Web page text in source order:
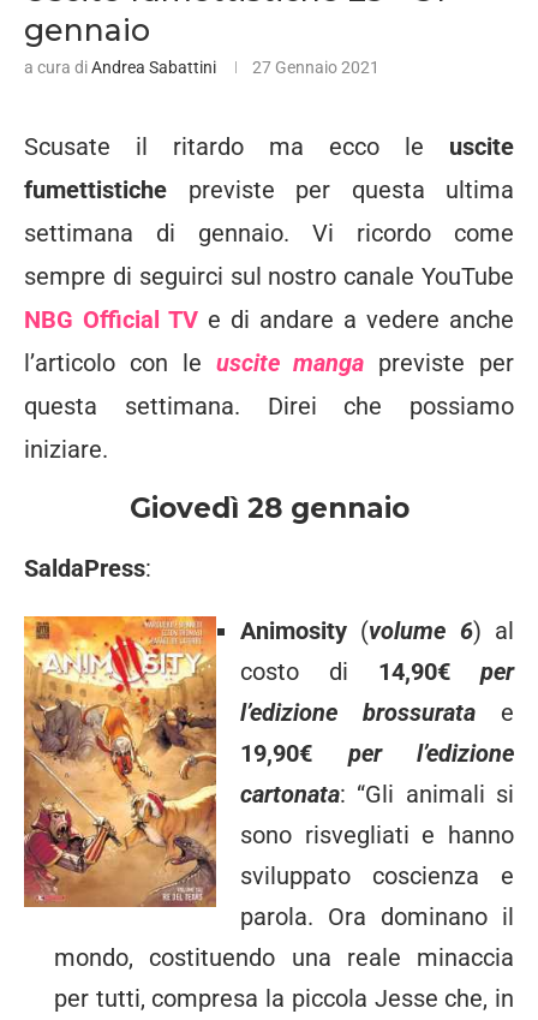
gennaio
a cura diAndrea Sabattini 27 Gennaio 2021
Scusate il ritardo ma ecco le uscite
fumettistiche previste per questa ultima
settimana di gennaio. Vi ricordo come
sempre di seguirci sul nostro canale YouTube
NBG Official TV e di andare a vedere anche
l’articolo con le uscite manga previste per
questa settimana. Direi che possiamo
iniziare.
Giovedì 28 gennaio
SaldaPress:
Animosity (volume 6) al
costo di 14,90€ per
l’edizione brossurata e
19,90€ per l’edizione
cartonata: “Gli animali si
sono risvegliati e hanno
sviluppato coscienza e
parola. Ora dominano il
mondo, costituendo una reale minaccia
per tutti, compresa la piccola Jesse che, in